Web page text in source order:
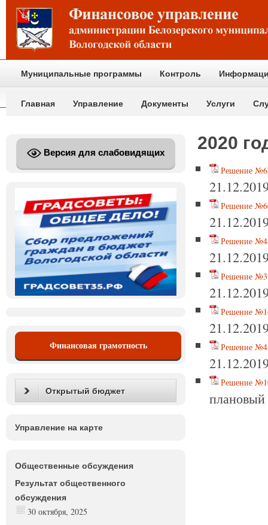
Муниципальные программы Контроль
Главная Управление Документы Услуги
2020
Решение
Решение
Решение
Решение
Решение
Решение №4
Решение
плановый
Версия для слабовидящих
Финансовая грамотность
Открытый бюджет
Управление на карте
Общественные обсуждения
Результат общественного
обсуждения
30 октября, 2025